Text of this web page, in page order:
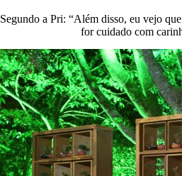
Segundo a Pri: “Além disso, eu vejo
for cuidado com